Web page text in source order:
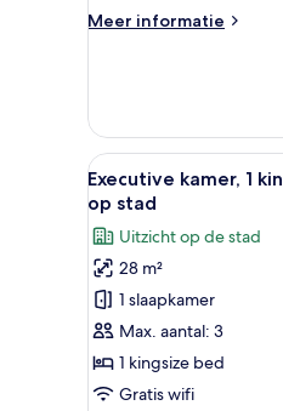
Meer informatie
Meer
1
kingsize
bed
(View)
Alle
foto's
voor
Executive
kamer,
kingsize
bed,
niet-
6
Executive kamer, 1
op stad
Uitzicht op de stad
28 m²
1 slaapkamer
Max. aantal: 3
1 kingsize bed
Gratis wifi